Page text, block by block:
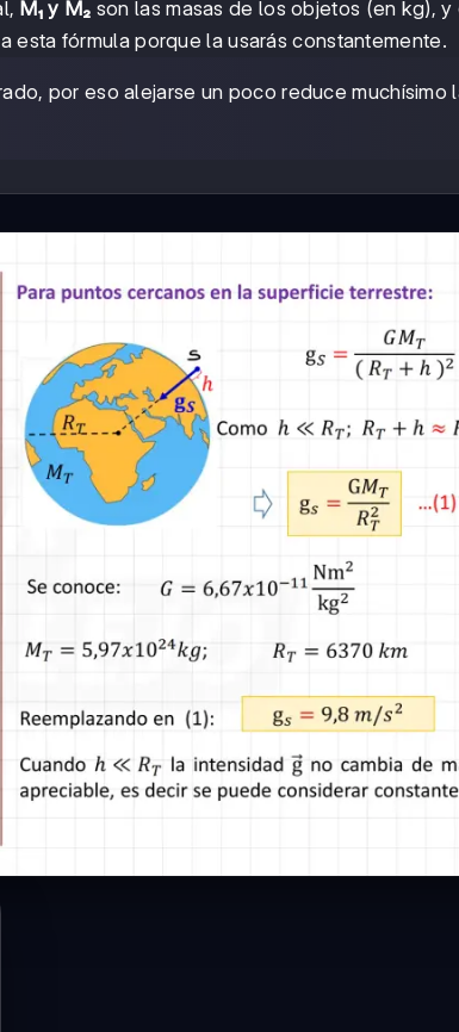
M₁ y M₂ son las masas de los objetos (en kg), y
esta fórmula porque la usarás constantemente.
por eso alejarse un poco reduce muchísimo